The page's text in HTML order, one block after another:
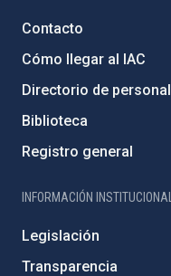
Contacto
Cómo llegar al IAC
Directorio de personal
Biblioteca
Registro general
INFORMACIÓN INSTITUCIONAL
Legislación
Transparencia